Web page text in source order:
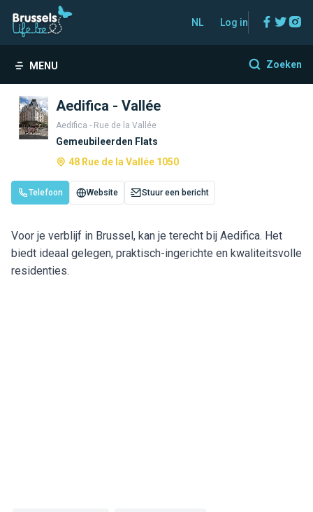
NL Log in
MENU Zoeken
Aedifica - Vallée
Aedifica - Rue de la Vallée
Gemeubileerden Flats
48 Rue de la Vallée 1050
Telefoon Website Stuur een bericht
Voor je verblijf in Brussel, kan je terecht bij Aedifica. Het
biedt ideaal gelegen, praktisch-ingerichte en kwaliteitsvolle
residenties.